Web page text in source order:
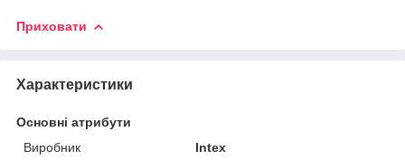
Приховати
Характеристики
Основні атрибути
Виробник
Intex